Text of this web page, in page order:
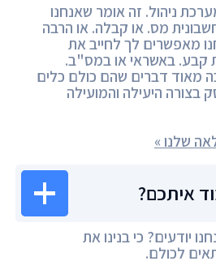
ניהול. זה אומר שאנחנו
מס. או קבלה. או הרבה
מאפשרים לך לחייב את
קבע. באשראי או במס"ב.
מאוד דברים שהם כולם כלים
בצורה היעילה והמועילה
שלנו »
איתכם?
יודעים? כי בנינו את
לכולם.